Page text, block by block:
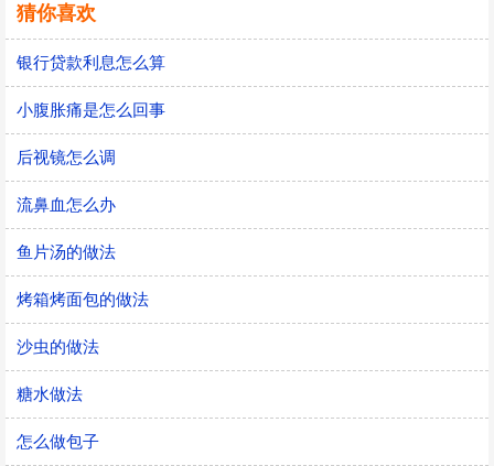
猜你喜欢
银行贷款利息怎么算
小腹胀痛是怎么回事
后视镜怎么调
流鼻血怎么办
鱼片汤的做法
烤箱烤面包的做法
沙虫的做法
糖水做法
怎么做包子